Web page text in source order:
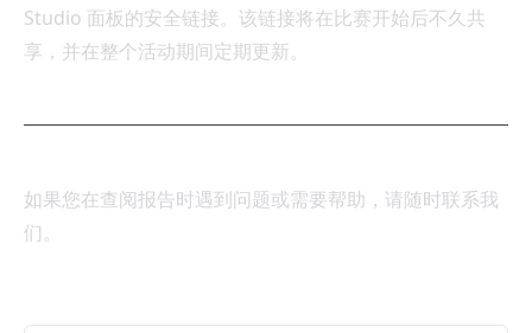
Studio 面板的安全链接。该链接将在比赛开始后不久共
享，并在整个活动期间定期更新。
如果您在查阅报告时遇到问题或需要帮助，请随时联系我
们。